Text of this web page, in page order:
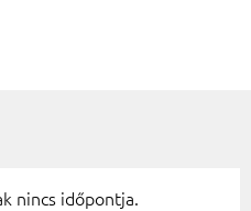
nincs időpontja.